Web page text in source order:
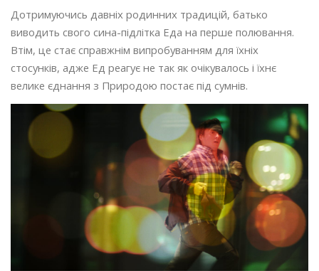
Дотримуючись давніх родинних традицій, батько
виводить свого сина-підлітка Еда на перше полювання.
Втім, це стає справжнім випробуванням для їхніх
стосунків, адже Ед реагує не так як очікувалось і їхнє
велике єднання з Природою постає під сумнів.